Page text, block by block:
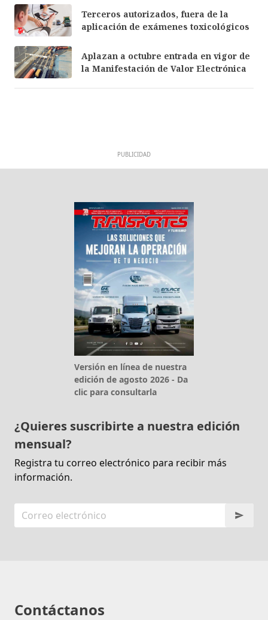
Terceros autorizados, fuera de la
aplicación de exámenes toxicológicos
Aplazan a octubre entrada en vigor de
la Manifestación de Valor Electrónica
PUBLICIDAD
Versión en línea de nuestra
edición de agosto 2026 - Da
clic para consultarla
¿Quieres suscribirte a nuestra edición
mensual?
Registra tu correo electrónico para recibir más
información.
Contáctanos